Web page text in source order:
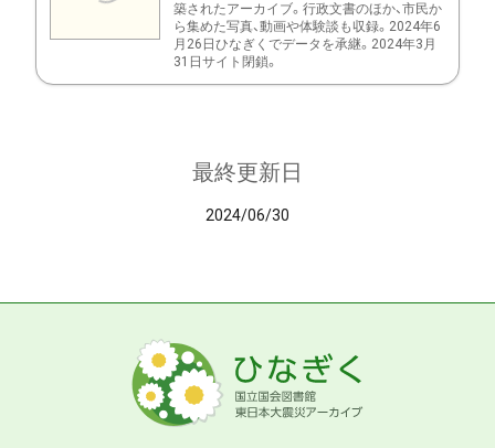
築されたアーカイブ。行政文書のほか、市民か
ら集めた写真、動画や体験談も収録。2024年6
月26日ひなぎくでデータを承継。2024年3月
31日サイト閉鎖。
最終更新日
2024/06/30